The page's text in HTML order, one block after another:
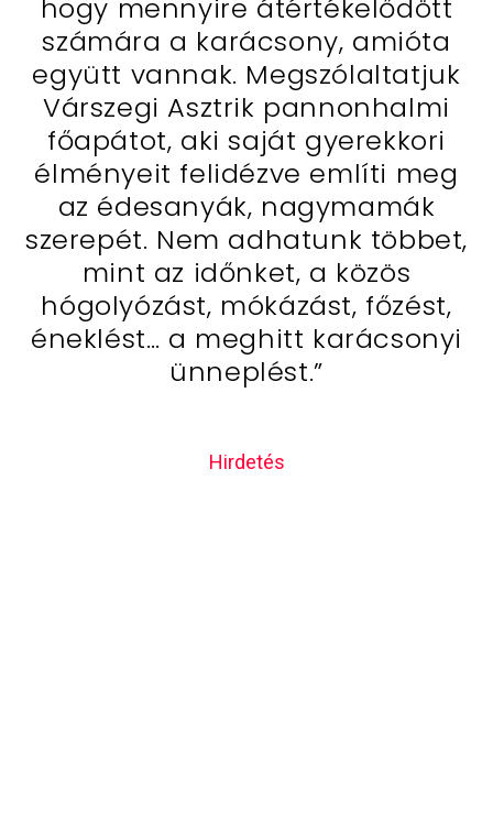
hogy mennyire átértékelődött
számára a karácsony, amióta
együtt vannak. Megszólaltatjuk
Várszegi Asztrik pannonhalmi
főapátot, aki saját gyerekkori
élményeit felidézve említi meg
az édesanyák, nagymamák
szerepét. Nem adhatunk többet,
mint az időnket, a közös
hógolyózást, mókázást, főzést,
éneklést… a meghitt karácsonyi
ünneplést.”
Hirdetés